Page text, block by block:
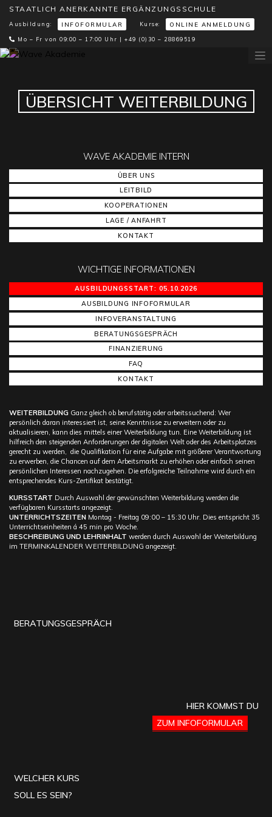
STAATLICH ANERKANNTE ERGÄNZUNGSSCHULE
Ausbildung: INFOFORMULAR Kurse: ONLINE ANMELDUNG
Mo – Fr von 09:00 – 17:00 Uhr | +49 (0)30 – 28869519
ÜBERSICHT WEITERBILDUNG
WAVE AKADEMIE INTERN
ÜBER UNS
LEITBILD
KOOPERATIONEN
LAGE / ANFAHRT
KONTAKT
WICHTIGE INFORMATIONEN
AUSBILDUNGSSTART: 05.10.2026
AUSBILDUNG INFOFORMULAR
INFOVERANSTALTUNG
BERATUNGSGESPRÄCH
FINANZIERUNG
FAQ
KONTAKT
WEITERBILDUNG Ganz gleich ob berufstätig oder arbeitssuchend: Wer
persönlich daran interessiert ist, seine Kenntnisse zu erweitern oder zu
aktualisieren, kann dies mittels einer Weiterbildung tun. Eine Weiterbildung ist
hilfreich den steigenden Anforderungen der digitalen Welt oder des Arbeitsplatzes
gerecht zu werden, die Qualifikation für eine Aufgabe mit größerer Verantwortung
zu erwerben, die Chancen auf dem Arbeitsmarkt zu erhöhen oder einfach seinen
persönlichen Interessen nachzugehen. Die erfolgreiche Teilnahme wird durch ein
entsprechendes Kurs-Zertifikat bestätigt.
KURSSTART Durch Auswahl der gewünschten Weiterbildung werden die
verfügbaren Kursstarts angezeigt.
UNTERRICHTSZEITEN Montag - Freitag 09:00 – 15:30 Uhr. Dies entspricht 35
Unterrichtseinheiten á 45 min pro Woche.
BESCHREIBUNG UND LEHRINHALT werden durch Auswahl der Weiterbildung
im TERMINKALENDER WEITERBILDUNG angezeigt.
BERATUNGSGESPRÄCH
HIER KOMMST DU
ZUM INFOFORMULAR
WELCHER KURS
SOLL ES SEIN?